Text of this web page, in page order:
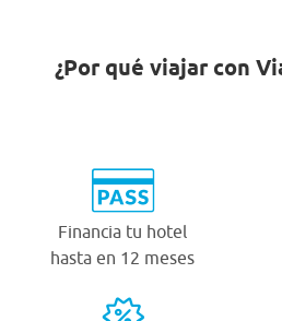
¿Por qué viajar con
Financia tu hotel
hasta en 12 meses